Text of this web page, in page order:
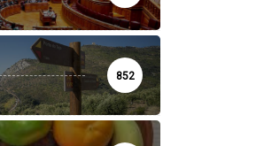
852